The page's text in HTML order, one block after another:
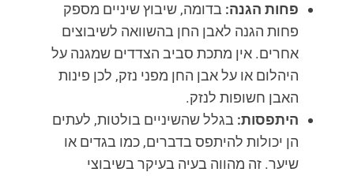
פחות הגנה: בדומה, שיבוץ שיניים מספק
פחות הגנה לאבן החן בהשוואה לשיבוצים
אחרים. אין מתכת סביב הצדדים שמגנה על
היהלום או על אבן החן מפני נזק, לכן פינות
האבן חשופות לנזק.
היתפסות: בגלל שהשיניים בולטות, לעתים
הן יכולות להיתפס בדברים, כמו בגדים או
שיער. זה מהווה בעיה בעיקר בשיבוצי